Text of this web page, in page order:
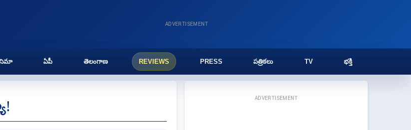
ADVERTISEMENT
ఏపీ తెలంగాణ REVIEWS PRESS పత్రికలు TV భక్తి
ADVERTISEMENT